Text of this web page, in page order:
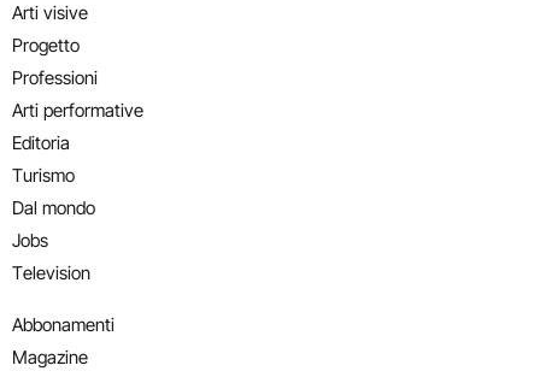
Arti visive
Progetto
Professioni
Arti performative
Editoria
Turismo
Dal mondo
Jobs
Television
Abbonamenti
Magazine